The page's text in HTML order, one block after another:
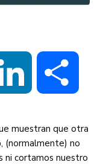
LinkedIn
muestran que otra
(normalmente) no
ni cortamos nuestro